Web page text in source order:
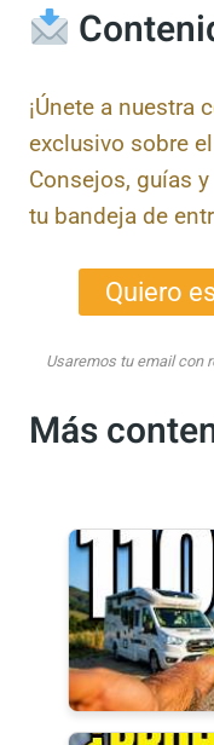
¡Únete a nuestra
contenido
te lo pierdas!
Quiero
Usaremos tu email con